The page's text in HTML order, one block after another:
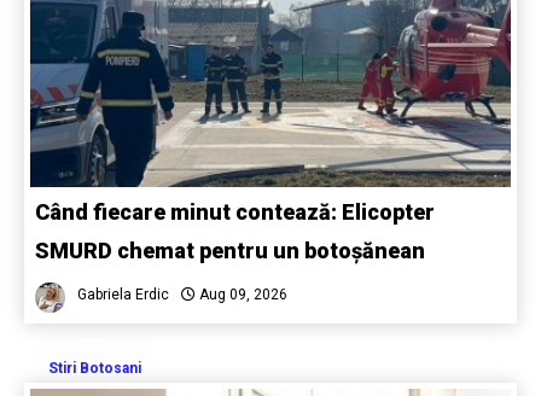
Când fiecare minut contează: Elicopter
SMURD chemat pentru un botoșănean
Gabriela Erdic Aug 09, 2026
Stiri Botosani